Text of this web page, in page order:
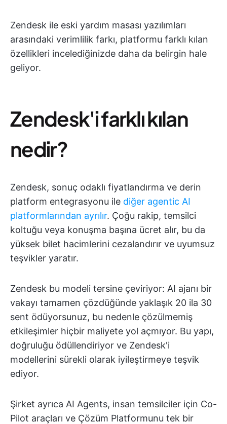
Zendesk ile eski yardım masası yazılımları
arasındaki verimlilik farkı, platformu farklı kılan
özellikleri incelediğinizde daha da belirgin hale
geliyor.
Zendesk'i farklı kılan
nedir?
Zendesk, sonuç odaklı fiyatlandırma ve derin
platform entegrasyonu ile diğer agentic AI
platformlarından ayrılır. Çoğu rakip, temsilci
koltuğu veya konuşma başına ücret alır, bu da
yüksek bilet hacimlerini cezalandırır ve uyumsuz
teşvikler yaratır.
Zendesk bu modeli tersine çeviriyor: AI ajanı bir
vakayı tamamen çözdüğünde yaklaşık 20 ila 30
sent ödüyorsunuz, bu nedenle çözülmemiş
etkileşimler hiçbir maliyete yol açmıyor. Bu yapı,
doğruluğu ödüllendiriyor ve Zendesk'i
modellerini sürekli olarak iyileştirmeye teşvik
ediyor.
Şirket ayrıca AI Agents, insan temsilciler için Co-
Pilot araçları ve Çözüm Platformunu tek bir